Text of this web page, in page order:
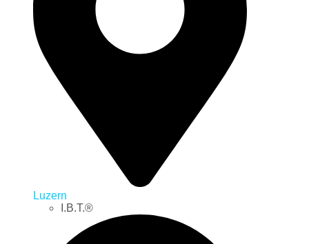
Luzern
I.B.T.®